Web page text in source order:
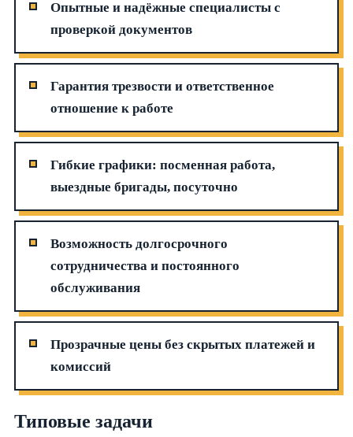
Опытные и надёжные специалисты с
проверкой документов
Гарантия трезвости и ответственное
отношение к работе
Гибкие графики: посменная работа,
выездные бригады, посуточно
Возможность долгосрочного
сотрудничества и постоянного
обслуживания
Прозрачные цены без скрытых платежей и
комиссий
Типовые задачи